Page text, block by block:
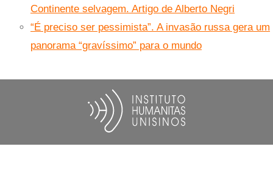
Continente selvagem. Artigo de Alberto Negri
“É preciso ser pessimista”. A invasão russa gera um
panorama “gravíssimo” para o mundo